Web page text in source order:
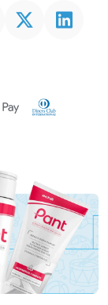
Twitter Linkedin
Pay
Diners Club